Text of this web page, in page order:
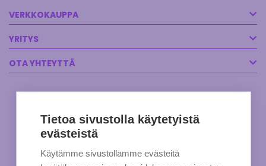
VERKKOKAUPPA
YRITYS
OTA YHTEYTTÄ
Tietoa sivustolla käytetyistä
evästeistä
Käytämme sivustollamme evästeitä